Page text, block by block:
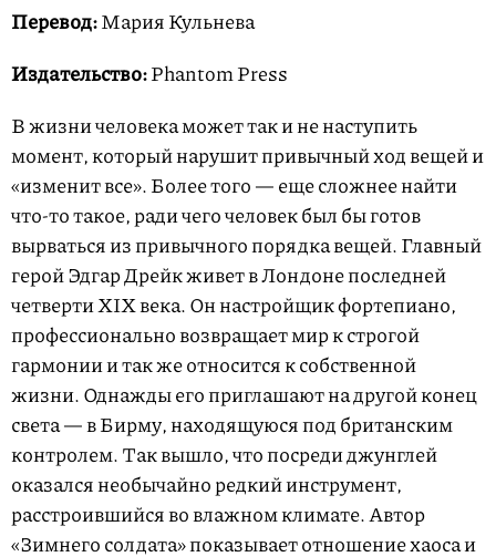
Перевод:Мария Кульнева
Издательство:Phantom Press
В жизни человека может так и не наступить
момент, который нарушит привычный ход вещей и
«изменит все». Более того — еще сложнее найти
что-то такое, ради чего человек был бы готов
вырваться из привычного порядка вещей. Главный
герой Эдгар Дрейк живет в Лондоне последней
четверти XIX века. Он настройщик фортепиано,
профессионально возвращает мир к строгой
гармонии и так же относится к собственной
жизни. Однажды его приглашают на другой конец
света — в Бирму, находящуюся под британским
контролем. Так вышло, что посреди джунглей
оказался необычайно редкий инструмент,
расстроившийся во влажном климате. Автор
«Зимнего солдата» показывает отношение хаоса и